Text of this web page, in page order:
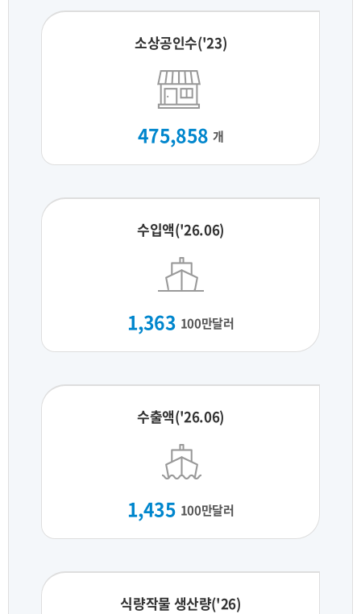
소상공인수('23)
475,858 개
수입액('26.06)
1,363 100만달러
수출액('26.06)
1,435 100만달러
식량작물 생산량('26)